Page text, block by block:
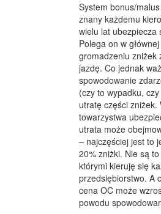
System bonus/
znany każdemu
wielu lat ubezpiecza
Polega on w
gromadzeniu zniżek
jazdę. Co jednak
spowodowanie
(czy to wypadku,
utratę części zniżek.
towarzystwa
utrata może
– najczęściej jest to
20% zniżki. Nie są
którymi kieruję się
przedsiębiorstwo. A
cena OC może
powodu